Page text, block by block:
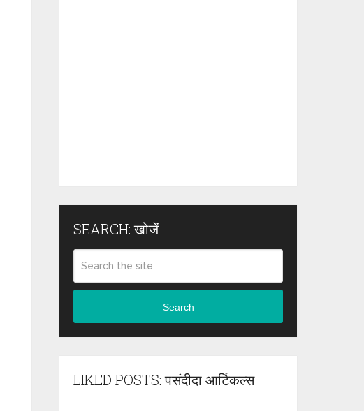
SEARCH: खोजें
Search
LIKED POSTS: पसंदीदा आर्टिकल्स